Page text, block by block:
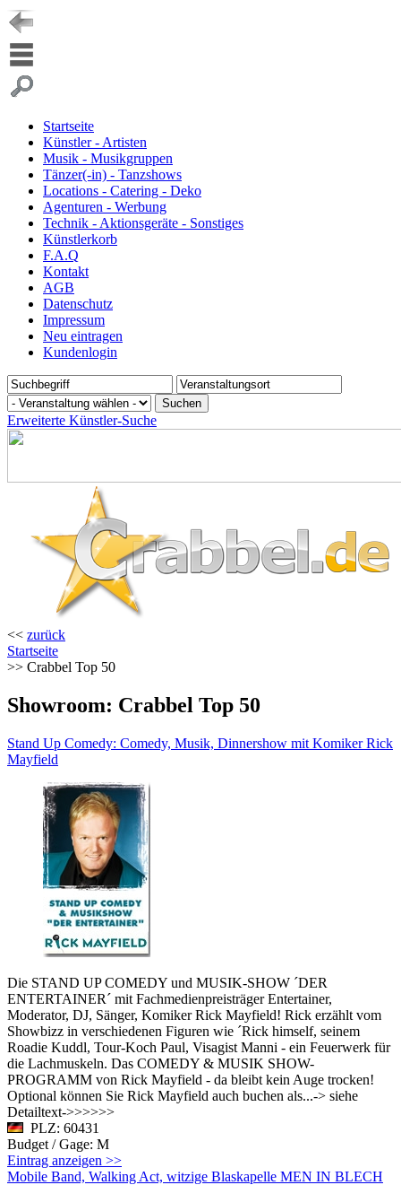
Startseite
Künstler - Artisten
Musik - Musikgruppen
Tänzer(-in) - Tanzshows
Locations - Catering - Deko
Agenturen - Werbung
Technik - Aktionsgeräte - Sonstiges
Künstlerkorb
F.A.Q
Kontakt
AGB
Datenschutz
Impressum
Neu eintragen
Kundenlogin
Erweiterte Künstler-Suche
<< zurück
Startseite
>> Crabbel Top 50
Showroom: Crabbel Top 50
Stand Up Comedy: Comedy, Musik, Dinnershow mit Komiker Rick
Mayfield
Die STAND UP COMEDY und MUSIK-SHOW ´DER
ENTERTAINER´ mit Fachmedienpreisträger Entertainer,
Moderator, DJ, Sänger, Komiker Rick Mayfield! Rick erzählt vom
Showbizz in verschiedenen Figuren wie ´Rick himself, seinem
Roadie Kuddl, Tour-Koch Paul, Visagist Manni - ein Feuerwerk für
die Lachmuskeln. Das COMEDY & MUSIK SHOW-
PROGRAMM von Rick Mayfield - da bleibt kein Auge trocken!
Optional können Sie Rick Mayfield auch buchen als...-> siehe
Detailtext->>>>>>
PLZ: 60431
Budget / Gage: M
Eintrag anzeigen >>
Mobile Band, Walking Act, witzige Blaskapelle MEN IN BLECH